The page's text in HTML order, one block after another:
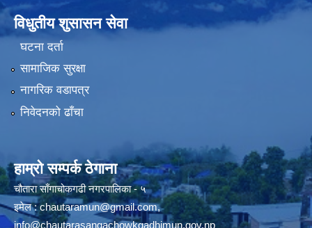
विधुतीय शुसासन सेवा
घटना दर्ता
सामाजिक सुरक्षा
नागरिक वडापत्र
निवेदनको ढाँचा
हाम्रो सम्पर्क ठेगाना
चौतारा साँगाचोकगढी नगरपालिका - ५
इमेल :chautaramun@gmail.com,
info@chautarasangachowkgadhimun.gov.np